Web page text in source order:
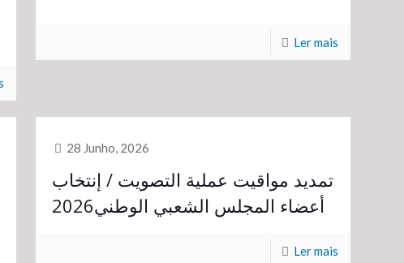
Ler mais
28 Junho, 2026
تمديد مواقيت عملية التصويت / إنتخاب
أعضاء المجلس الشعبي الوطني2026
Ler mais